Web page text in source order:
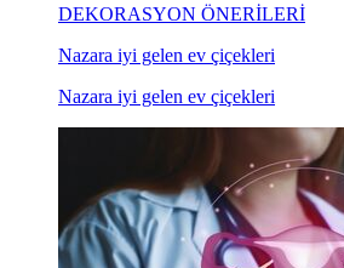
DEKORASYON ÖNERİLERİ
Nazara iyi gelen ev çiçekleri
Nazara iyi gelen ev çiçekleri